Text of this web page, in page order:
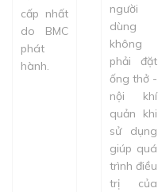
cấp nhất
do BMC
phát
hành.
người
dùng
không
phải đặt
ống thở -
nội khí
quản khi
sử dụng
giúp quá
trình điều
trị của